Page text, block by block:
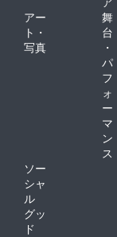
アー
ト・
写真
舞
台
・
パ
フ
ォ
ー
マ
ン
ス
ソー
シャ
ル
グッ
ド